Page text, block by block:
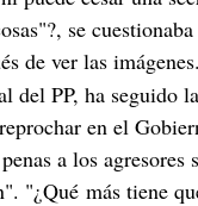
se
de ver las imágenes.
del PP, ha seguido
en el
a los agresores
"¿Qué más tiene